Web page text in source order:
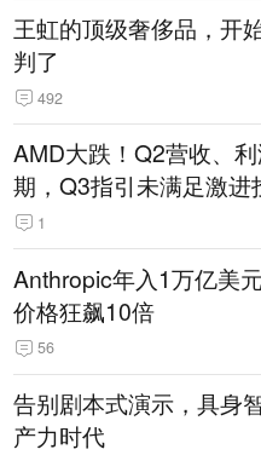
王虹的顶级奢侈品，开
判了
492
AMD大跌！Q2营收、
期，Q3指引未满足激进
1
Anthropic年入1万亿美
价格狂飙10倍
56
告别剧本式演示，具身
产力时代